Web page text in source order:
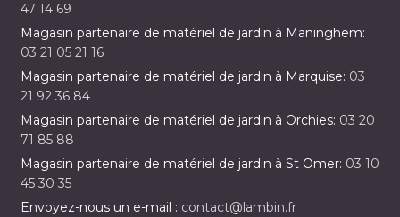
47 14 69
Magasin partenaire de matériel de jardin à Maninghem:
03 21 05 21 16
Magasin partenaire de matériel de jardin à Marquise: 03
21 92 36 84
Magasin partenaire de matériel de jardin à Orchies: 03 20
71 85 88
Magasin partenaire de matériel de jardin à St Omer: 03 10
45 30 35
Envoyez-nous un e-mail : contact@lambin.fr